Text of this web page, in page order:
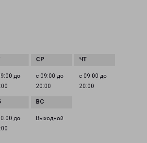
до
с 09:00 до
20:00
с 09:00 до
20:00
до
Выходной